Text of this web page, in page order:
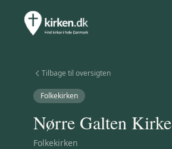
Tilbage til oversigten
Folkekirken
Nørre Galten Kirke
Folkekirken